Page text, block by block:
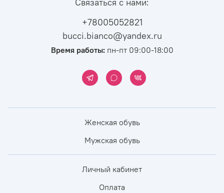
Связаться с нами:
+78005052821
bucci.bianco@yandex.ru
Время работы:пн-пт 09:00-18:00
Женская обувь
Мужская обувь
Личный кабинет
Оплата